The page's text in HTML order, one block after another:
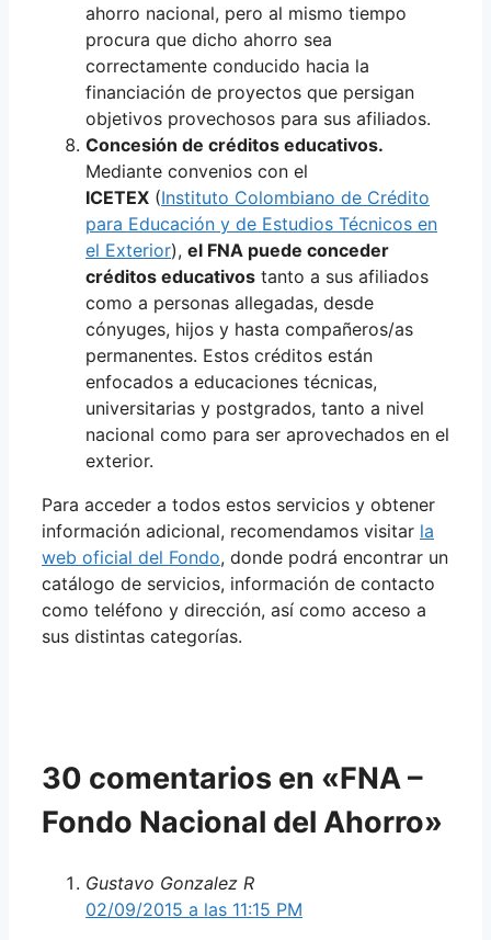
ahorro nacional, pero al mismo tiempo
procura que dicho ahorro sea
correctamente conducido hacia la
financiación de proyectos que persigan
objetivos provechosos para sus afiliados.
Concesión de créditos educativos.
Mediante convenios con el
ICETEX (Instituto Colombiano de Crédito
para Educación y de Estudios Técnicos en
el Exterior), el FNA puede conceder
créditos educativos tanto a sus afiliados
como a personas allegadas, desde
cónyuges, hijos y hasta compañeros/as
permanentes. Estos créditos están
enfocados a educaciones técnicas,
universitarias y postgrados, tanto a nivel
nacional como para ser aprovechados en el
exterior.
Para acceder a todos estos servicios y obtener
información adicional, recomendamos visitar la
web oficial del Fondo, donde podrá encontrar un
catálogo de servicios, información de contacto
como teléfono y dirección, así como acceso a
sus distintas categorías.
30 comentarios en «FNA –
Fondo Nacional del Ahorro»
Gustavo Gonzalez R
02/09/2015 a las 11:15 PM